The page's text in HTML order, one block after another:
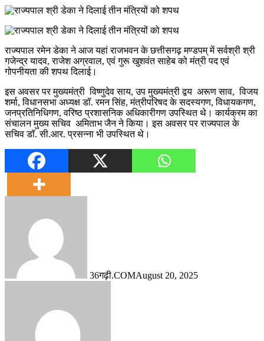
राज्यपाल रमेन डेका ने आज यहां राजभवन के छत्तीसगढ़ मण्डपम् में सर्वश्री श्री
गजेन्द्र यादव, राजेश अग्रवाल, एवं गुरू खुशवंत साहेब को मंत्री पद एवं
गोपनीयता की शपथ दिलाई।
इस अवसर पर मुख्यमंत्री विष्णुदेव साय, उप मुख्यमंत्री द्वय अरूण साव, विजय
शर्मा, विधानसभा अध्यक्ष डॉ. रमन सिंह, मंत्रीपरिषद के सदस्यगण, विधायकगण,
जनप्रतिनिधिगण, वरिष्ठ प्रशासनिक अधिकारीगण उपस्थित थे। कार्यक्रम का
संचालन मुख्य सचिव अमिताभ जैन ने किया। इस अवसर पर राज्यपाल के
सचिव डॉ. सी.आर. प्रसन्ना भी उपस्थित थे।
36गढ़ी.COMAugust 20, 2025